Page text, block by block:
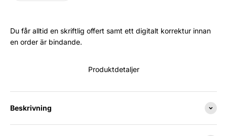
Du får alltid en skriftlig offert samt ett digitalt korrektur innan
en order är bindande.
Produktdetaljer
Beskrivning